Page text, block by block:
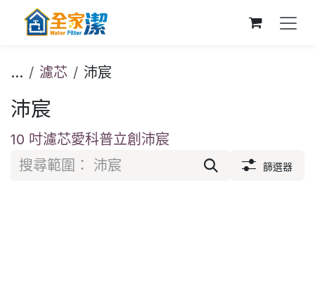
跳至內容
... 濾芯 沛宸
沛宸
10 吋濾芯愛科普立創 沛宸
篩選器